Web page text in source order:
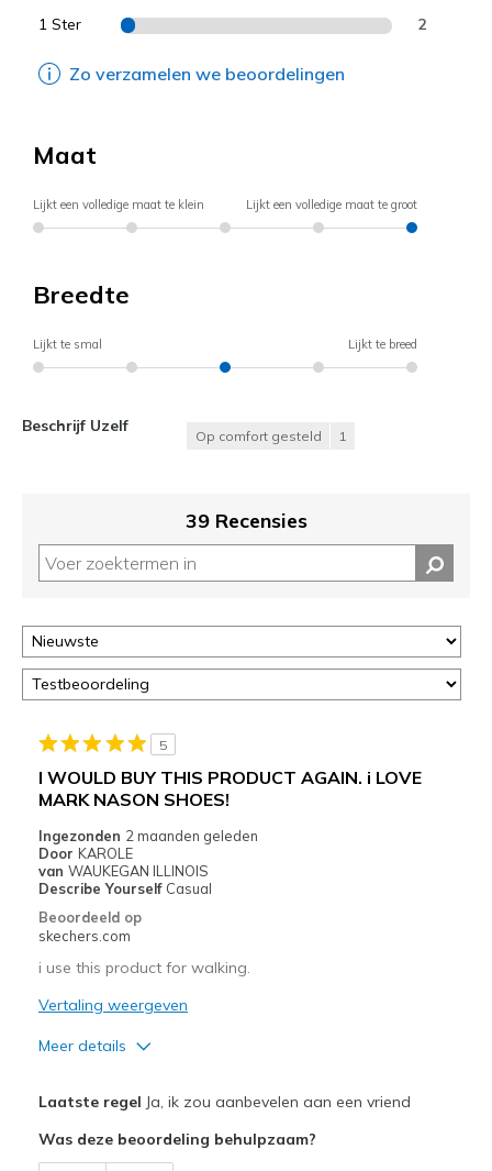
1 Ster 2
Zo verzamelen we beoordelingen
Maat
Lijkt een volledige maat te klein Lijkt een volledige maat te groot
Breedte
Lijkt te smal Lijkt te breed
Beschrijf Uzelf
Op comfort gesteld 1
39 Recensies
5
I WOULD BUY THIS PRODUCT AGAIN. i LOVE
MARK NASON SHOES!
Ingezonden 2 maanden geleden
Door KAROLE
van WAUKEGAN ILLINOIS
Describe Yourself Casual
Beoordeeld op
skechers.com
i use this product for walking.
Vertaling weergeven
Meer details
Breathe Well
Laatste regel Ja, ik zou aanbevelen aan een vriend
Was deze beoordeling behulpzaam?